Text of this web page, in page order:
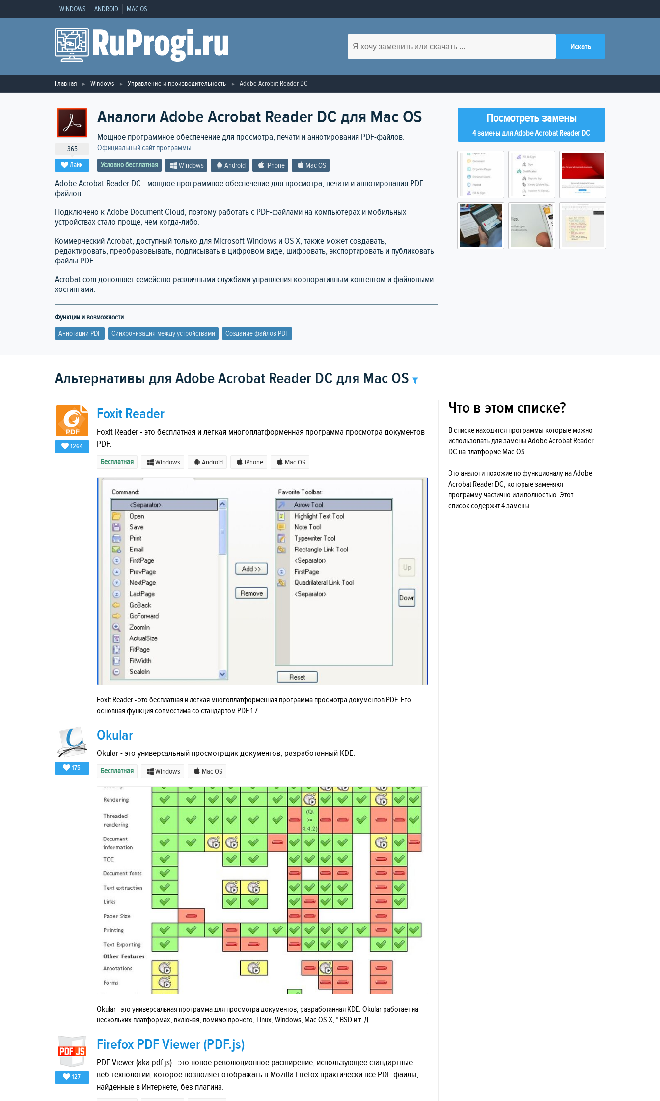
WINDOWS ANDROID MAC OS
Главная Windows Управление и производительность Adobe Acrobat Reader DC
365
Лайк
Аналоги Adobe Acrobat Reader DC для Mac OS
Мощное программное обеспечение для просмотра, печати и аннотирования PDF-файлов.
Официальный сайт программы
Условно бесплатная Windows Android iPhone Mac OS
Посмотреть замены
4 замены для Adobe Acrobat Reader DC
Adobe Acrobat Reader DC - мощное программное обеспечение для просмотра, печати и аннотирования PDF-
файлов.
Подключено к Adobe Document Cloud, поэтому работать с PDF-файлами на компьютерах и мобильных
устройствах стало проще, чем когда-либо.
Коммерческий Acrobat, доступный только для Microsoft Windows и OS X, также может создавать,
редактировать, преобразовывать, подписывать в цифровом виде, шифровать, экспортировать и публиковать
файлы PDF.
Acrobat.com дополняет семейство различными службами управления корпоративным контентом и файловыми
хостингами.
Функции и возможности
Аннотации PDF
Синхронизация между устройствами Создание файлов PDF
Альтернативы для Adobe Acrobat Reader DC для Mac OS
1264
Foxit Reader
Foxit Reader - это бесплатная и легкая многоплатформенная программа просмотра документов
PDF.
Бесплатная Windows Android iPhone Mac OS
Foxit Reader - это бесплатная и легкая многоплатформенная программа просмотра документов PDF. Его
основная функция совместима со стандартом PDF 1.7.
175
Okular
Okular - это универсальный просмотрщик документов, разработанный KDE.
Бесплатная Windows Mac OS
Okular - это универсальная программа для просмотра документов, разработанная KDE. Okular работает на
нескольких платформах, включая, помимо прочего, Linux, Windows, Mac OS X, * BSD и т. Д.
127
Firefox PDF Viewer (PDF.js)
PDF Viewer (aka pdf.js) - это новое революционное расширение, использующее стандартные
веб-технологии, которое позволяет отображать в Mozilla Firefox практически все PDF-файлы,
найденные в Интернете, без плагина.
Что в этом списке?
В списке находится программы которые можно
использовать для замены Adobe Acrobat Reader
DC на платформе Mac OS.
Это аналоги похожие по функционалу на Adobe
Acrobat Reader DC, которые заменяют
программу частично или полностью. Этот
список содержит 4 замены.